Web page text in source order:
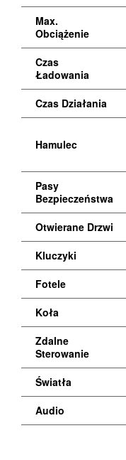
Max.
Obciążenie
Czas
Ładowania
Czas Działania
Hamulec
Pasy
Bezpieczeństwa
Otwierane Drzwi
Kluczyki
Fotele
Koła
Zdalne
Sterowanie
Światła
Audio